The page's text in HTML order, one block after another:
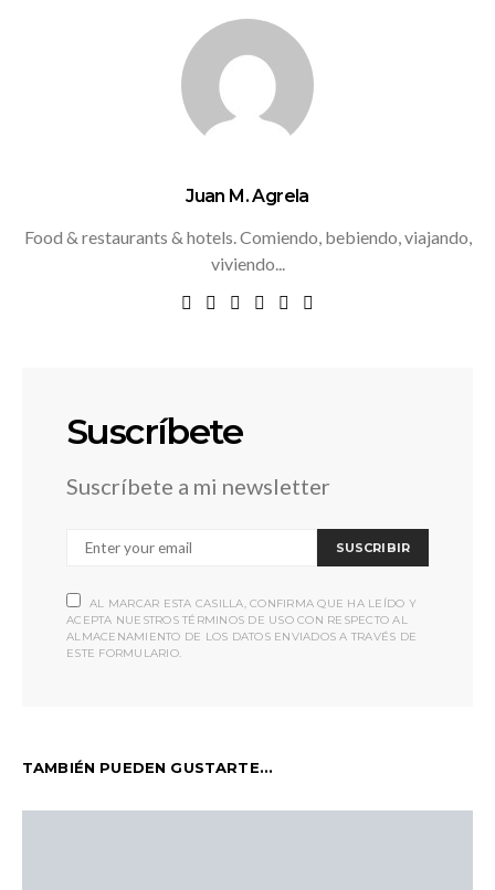
Juan M. Agrela
Food & restaurants & hotels. Comiendo, bebiendo, viajando,
viviendo...
Suscríbete
Suscríbete a mi newsletter
SUSCRIBIR
AL MARCAR ESTA CASILLA, CONFIRMA QUE HA LEÍDO Y
ACEPTA NUESTROS TÉRMINOS DE USO CON RESPECTO AL
ALMACENAMIENTO DE LOS DATOS ENVIADOS A TRAVÉS DE
ESTE FORMULARIO.
TAMBIÉN PUEDEN GUSTARTE...